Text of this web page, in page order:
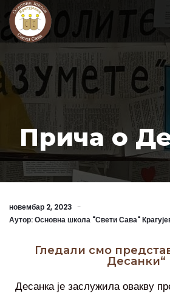
Прича о
новембар 2, 2023
Аутор:Основна школа "Свети Сава"
Гледали смо
Десанки“
Десанка је заслужила овакву